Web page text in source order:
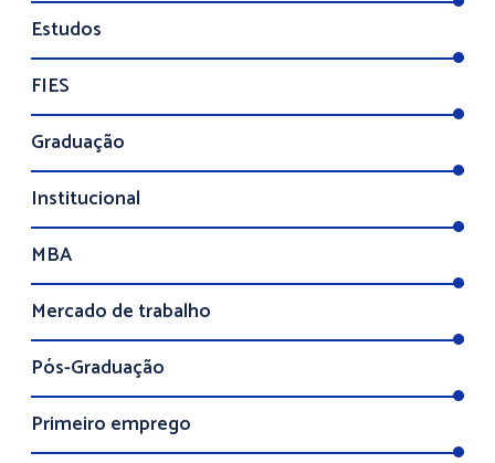
Estudos
FIES
Graduação
Institucional
MBA
Mercado de trabalho
Pós-Graduação
Primeiro emprego